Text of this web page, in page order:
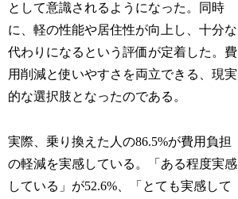
として意識されるようになった。同時
に、軽の性能や居住性が向上し、十分な
代わりになるという評価が定着した。費
用削減と使いやすさを両立できる、現実
的な選択肢となったのである。
実際、乗り換えた人の86.5%が費用負担
の軽減を実感している。「ある程度実感
している」が52.6%、「とても実感して